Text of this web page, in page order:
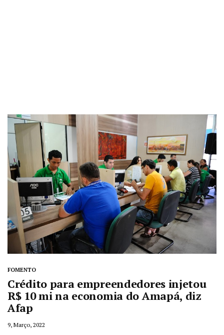
FOMENTO
Crédito para empreendedores injetou
R$ 10 mi na economia do Amapá, diz
Afap
9, Março, 2022